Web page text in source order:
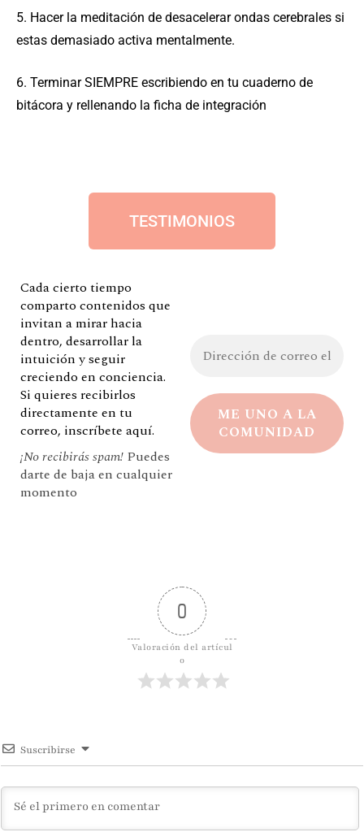
5. Hacer la meditación de desacelerar ondas cerebrales si
estas demasiado activa mentalmente.
6. Terminar SIEMPRE escribiendo en tu cuaderno de
bitácora y rellenando la ficha de integración
TESTIMONIOS
Cada cierto tiempo
comparto contenidos que
invitan a mirar hacia
dentro, desarrollar la
intuición y seguir
creciendo en conciencia.
Si quieres recibirlos
directamente en tu
correo, inscríbete aquí.
¡No recibirás spam! Puedes
darte de baja en cualquier
momento
0
Valoración del artícul
o
Suscribirse